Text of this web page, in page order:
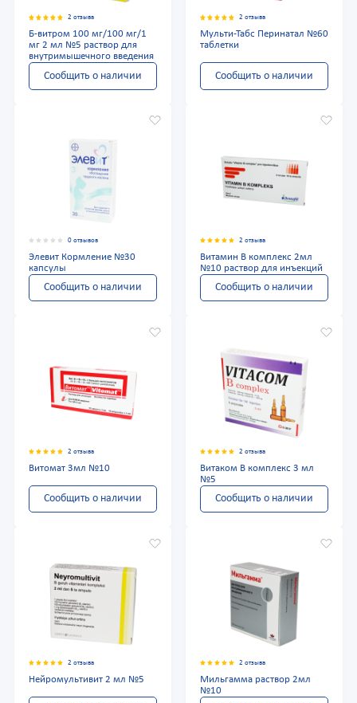
2 отзыва
Б-витром 100 мг/100 мг/1
мг 2 мл №5 раствор для
внутримышечного введения
Сообщить о наличии
2 отзыва
Мульти-Табс Перинатал №60
таблетки
Сообщить о наличии
0 отзывов
Элевит Кормление №30
капсулы
Сообщить о наличии
2 отзыва
Витамин В комплекс 2мл
№10 раствор для инъекций
Сообщить о наличии
2 отзыва
Витомат 3мл №10
Сообщить о наличии
2 отзыва
Витаком В комплекс 3 мл
№5
Сообщить о наличии
2 отзыва
Нейромультивит 2 мл №5
2 отзыва
Мильгамма раствор 2мл
№10